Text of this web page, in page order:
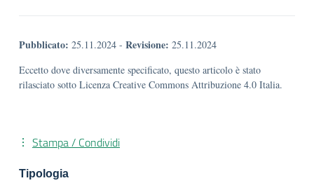
Pubblicato: 25.11.2024 - Revisione: 25.11.2024
Eccetto dove diversamente specificato, questo articolo è stato
rilasciato sotto Licenza Creative Commons Attribuzione 4.0 Italia.
Stampa / Condividi
Tipologia